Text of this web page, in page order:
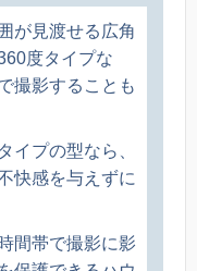
が見渡せる広角
度タイプな
撮影することも
プの型なら、
快感を与えずに
間帯で撮影に影